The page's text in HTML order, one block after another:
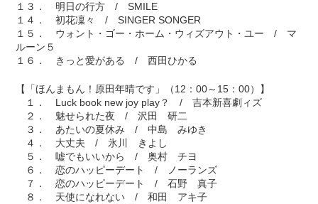
１３． 明日の行方 / SMILE
１４． 初花凜々 / SINGER SONGER
１５． ウォント・ゴー・ホーム・ウィズアウト・ユー / マ
ルーン５
１６． きっと愛がある / 西田ひかる
【「ほんまもん！原田年晴です」（12：00～15：00）】
１． Luck book new joy play？ / 吉本新喜劇ィズ
２． 魅せられた夜 / 沢田 研二
３． あたいの夏休み / 中島 みゆき
４． 大丈夫 / 氷川 きよし
５． 嘘でもいいから / 奥村 チヨ
６． 恋のハッピーデート / ノーランズ
７． 恋のハッピーデート / 石野 真子
８． 天使になれない / 和田 アキ子